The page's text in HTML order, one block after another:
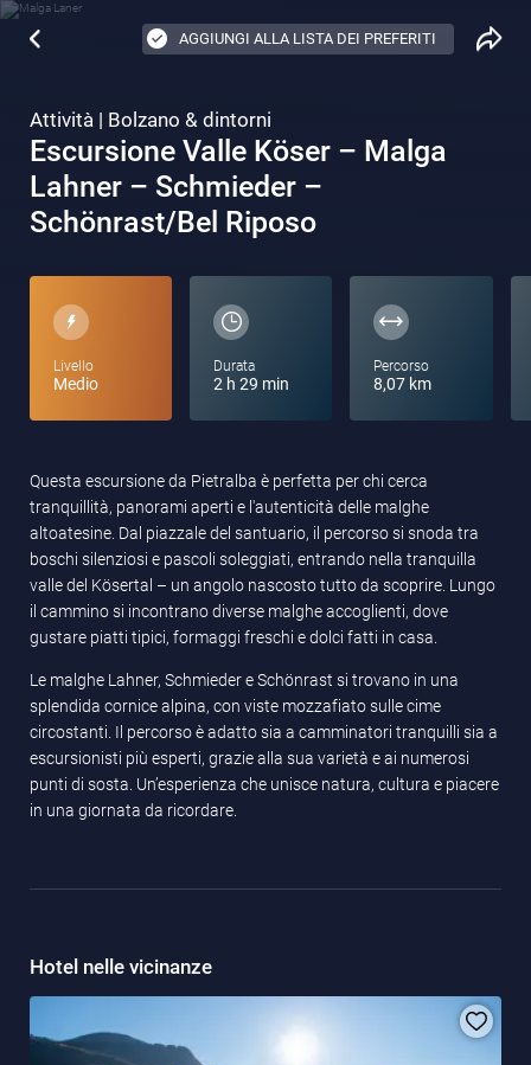
AGGIUNGI ALLA LISTA DEI PREFERITI
Attività | Bolzano & dintorni
Escursione Valle Köser – Malga
Lahner – Schmieder –
Schönrast/Bel Riposo
Livello
Medio
Durata
2 h 29 min
Percorso
8,07 km
Questa escursione da Pietralba è perfetta per chi cerca
tranquillità, panorami aperti e l'autenticità delle malghe
altoatesine. Dal piazzale del santuario, il percorso si snoda tra
boschi silenziosi e pascoli soleggiati, entrando nella tranquilla
valle del Kösertal – un angolo nascosto tutto da scoprire. Lungo
il cammino si incontrano diverse malghe accoglienti, dove
gustare piatti tipici, formaggi freschi e dolci fatti in casa.
Le malghe Lahner, Schmieder e Schönrast si trovano in una
splendida cornice alpina, con viste mozzafiato sulle cime
circostanti. Il percorso è adatto sia a camminatori tranquilli sia a
escursionisti più esperti, grazie alla sua varietà e ai numerosi
punti di sosta. Un’esperienza che unisce natura, cultura e piacere
in una giornata da ricordare.
Hotel nelle vicinanze